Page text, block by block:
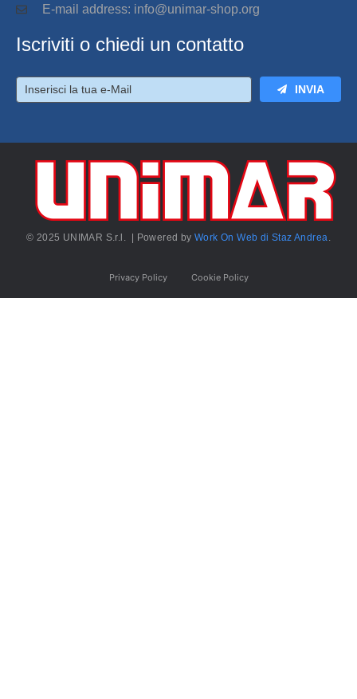
E-mail address: info@unimar-shop.org
Iscriviti o chiedi un contatto
INVIA
© 2025 UNIMAR S.r.l. | Powered byWork On Web di Staz Andrea.
Privacy Policy Cookie Policy